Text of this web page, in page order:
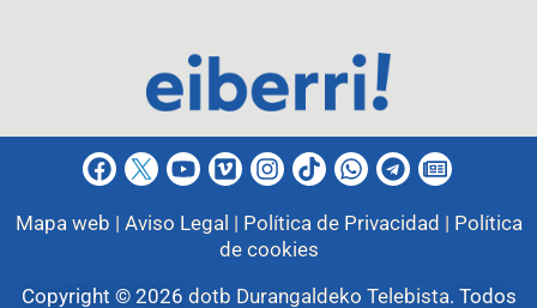
Mapa web | Aviso Legal | Política de Privacidad | Política
de cookies
Copyright © 2026 dotb Durangaldeko Telebista. Todos